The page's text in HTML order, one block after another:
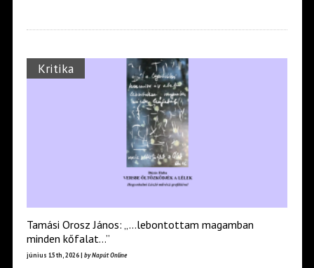
Kritika
Tamási Orosz János: „…lebontottam magamban
minden kőfalat…”
június 15th, 2026 | by Napút Online